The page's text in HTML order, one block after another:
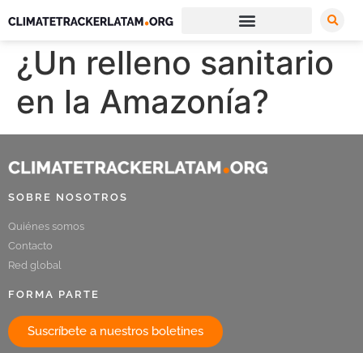
¿Un relleno sanitario
en la Amazonía?
SOBRE NOSOTROS
Quiénes somos
Contacto
Red global
FORMA PARTE
Suscríbete a nuestros boletines